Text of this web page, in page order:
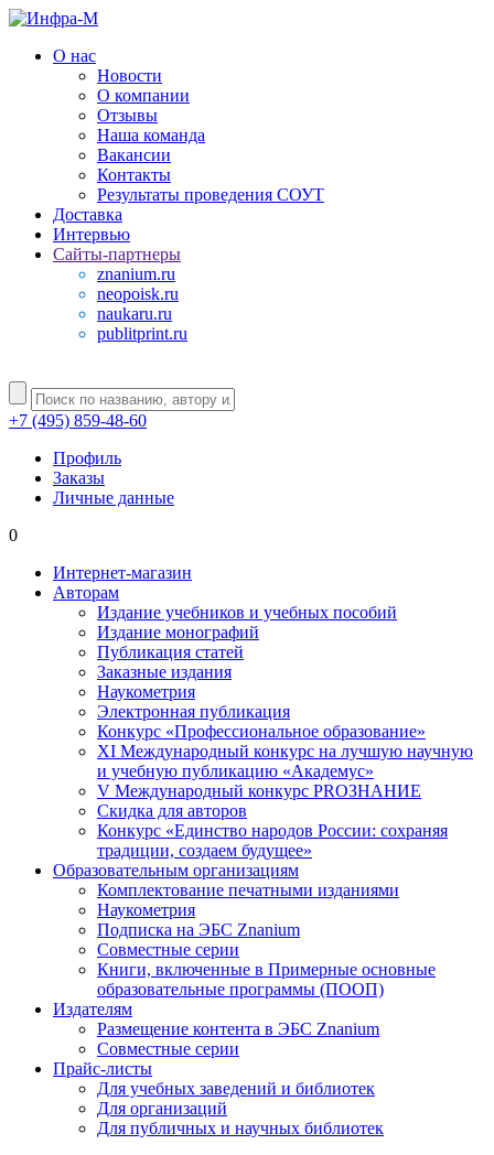
О нас
Новости
О компании
Отзывы
Наша команда
Вакансии
Контакты
Результаты проведения СОУТ
Доставка
Интервью
Сайты-партнеры
znanium.ru
neopoisk.ru
naukaru.ru
publitprint.ru
+7 (495) 859-48-60
Профиль
Заказы
Личные данные
0
Интернет-магазин
Авторам
Издание учебников и учебных пособий
Издание монографий
Публикация статей
Заказные издания
Наукометрия
Электронная публикация
Конкурс «Профессиональное образование»
XI Международный конкурс на лучшую научную
и учебную публикацию «Академус»
V Международный конкурс PROЗНАНИЕ
Скидка для авторов
Конкурс «Единство народов России: сохраняя
традиции, создаем будущее»
Образовательным организациям
Комплектование печатными изданиями
Наукометрия
Подписка на ЭБС Znanium
Совместные серии
Книги, включенные в Примерные основные
образовательные программы (ПООП)
Издателям
Размещение контента в ЭБС Znanium
Совместные серии
Прайс-листы
Для учебных заведений и библиотек
Для организаций
Для публичных и научных библиотек